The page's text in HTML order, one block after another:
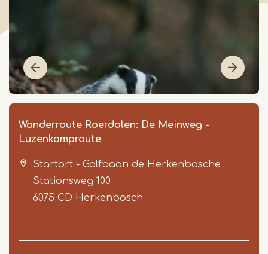
Wanderroute Roerdalen: De Meinweg -
Luzenkamproute
Startort - Golfbaan de Herkenbosche
Stationsweg 100
6075 CD Herkenbosch